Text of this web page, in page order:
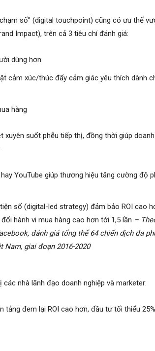
số” (digital touchpoint) cũng có ưu thế
Impact), trên cả 3 tiêu chí đánh giá:
dùng hơn
cảm xúc/thúc đẩy cảm giác yêu thích dành
hàng
suốt phễu tiếp thị, đồng thời giúp
YouTube giúp thương hiệu tăng cường độ
số (digital-led strategy) đảm bảo ROI cao
hành vi mua hàng cao hơn tới 1,5 lần –
đánh giá tổng thể 64 chiến dịch đa
giai đoạn 2016-2020
nhà lãnh đạo doanh nghiệp và marketer:
tảng đem lại ROI cao hơn, đầu tư tối thiểu